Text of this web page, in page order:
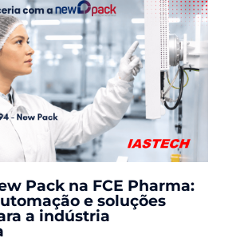
Pack na FCE Pharma:
e soluções
a indústria